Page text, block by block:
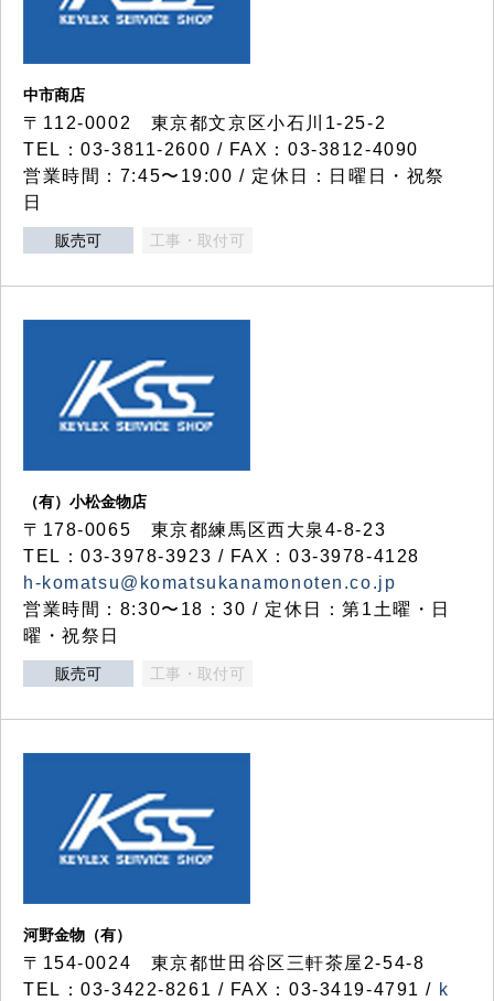
中市商店
〒112-0002 東京都文京区小石川1-25-2
TEL：03-3811-2600 / FAX：03-3812-4090
営業時間：7:45〜19:00 / 定休日：日曜日・祝祭
日
販売可 工事・取付可
（有）小松金物店
〒178-0065 東京都練馬区西大泉4-8-23
TEL：03-3978-3923 / FAX：03-3978-4128
h-komatsu@komatsukanamonoten.co.jp
営業時間：8:30〜18：30 / 定休日：第1土曜・日
曜・祝祭日
販売可 工事・取付可
河野金物（有）
〒154-0024 東京都世田谷区三軒茶屋2-54-8
TEL：03-3422-8261 / FAX：03-3419-4791 / k